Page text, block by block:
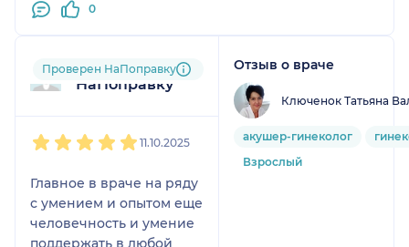
0
Пользователь
НаПоправку
Проверен НаПоправку
11.10.2025
Главное в враче на ряду
с умением и опытом еще
человечность и умение
поддержать в любой
Отзыв о враче
Ключенок Татьяна
акушер-гинеколог
Взрослый